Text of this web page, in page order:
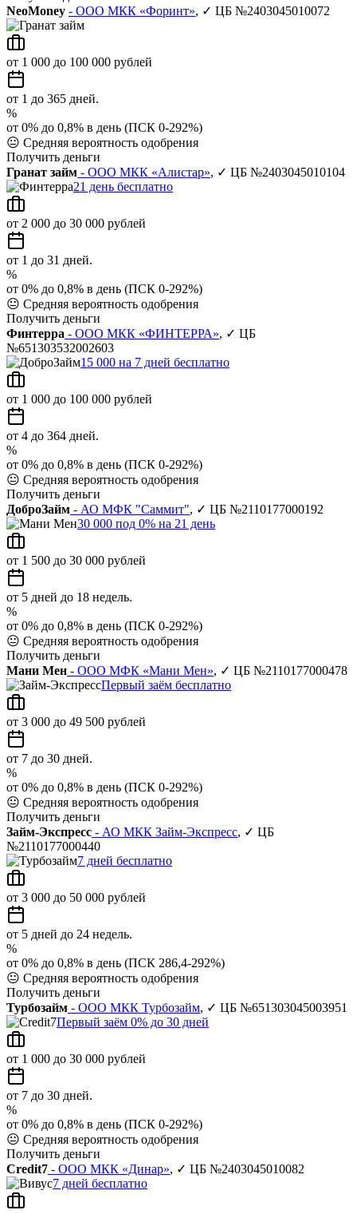
NeoMoney - ООО МКК «Форинт», ✓ ЦБ №2403045010072
от 1 000 до 100 000 рублей
от 1 до 365 дней.
%
от 0% до 0,8% в день (ПСК 0-292%)
😐 Средняя вероятность одобрения
Получить деньги
Гранат займ - ООО МКК «Алистар», ✓ ЦБ №2403045010104
21 день бесплатно
от 2 000 до 30 000 рублей
от 1 до 31 дней.
%
от 0% до 0,8% в день (ПСК 0-292%)
😐 Средняя вероятность одобрения
Получить деньги
Финтерра - ООО МКК «ФИНТЕРРА», ✓ ЦБ
№651303532002603
15 000 на 7 дней бесплатно
от 1 000 до 100 000 рублей
от 4 до 364 дней.
%
от 0% до 0,8% в день (ПСК 0-292%)
😐 Средняя вероятность одобрения
Получить деньги
ДоброЗайм - АО МФК "Саммит", ✓ ЦБ №2110177000192
30 000 под 0% на 21 день
от 1 500 до 30 000 рублей
от 5 дней до 18 недель.
%
от 0% до 0,8% в день (ПСК 0-292%)
😐 Средняя вероятность одобрения
Получить деньги
Мани Мен - ООО МФК «Мани Мен», ✓ ЦБ №2110177000478
Первый заём бесплатно
от 3 000 до 49 500 рублей
от 7 до 30 дней.
%
от 0% до 0,8% в день (ПСК 0-292%)
😐 Средняя вероятность одобрения
Получить деньги
Займ-Экспресс - АО МКК Займ-Экспресс, ✓ ЦБ
№2110177000440
7 дней бесплатно
от 3 000 до 50 000 рублей
от 5 дней до 24 недель.
%
от 0% до 0,8% в день (ПСК 286,4-292%)
😐 Средняя вероятность одобрения
Получить деньги
Турбозайм - ООО МКК Турбозайм, ✓ ЦБ №651303045003951
Первый заём 0% до 30 дней
от 1 000 до 30 000 рублей
от 7 до 30 дней.
%
от 0% до 0,8% в день (ПСК 0-292%)
😐 Средняя вероятность одобрения
Получить деньги
Credit7 - ООО МКК «Динар», ✓ ЦБ №2403045010082
7 дней бесплатно